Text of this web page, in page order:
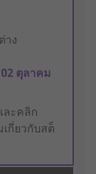
าง
02 ตุลาคม
ละคลิก
เกี่ยวกับสต็